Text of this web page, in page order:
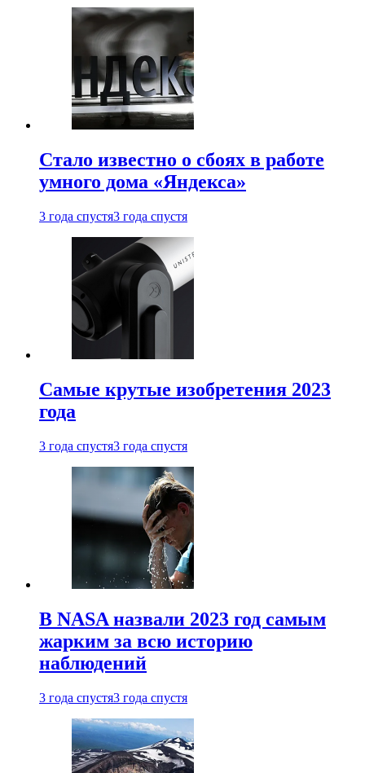
Стало известно о сбоях в работе
умного дома «Яндекса»
3 года спустя3 года спустя
Самые крутые изобретения 2023
года
3 года спустя3 года спустя
В NASA назвали 2023 год самым
жарким за всю историю
наблюдений
3 года спустя3 года спустя